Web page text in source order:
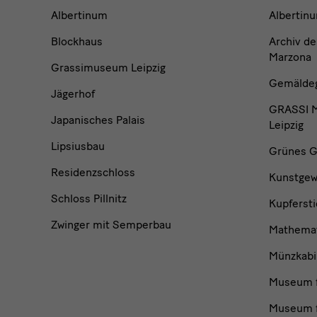
Museen
und
Institutionen
Albertinum
Blockhaus
Grassimuseum Leipzig
Jägerhof
Japanisches Palais
Lipsiusbau
Residenzschloss
Schloss Pillnitz
Zwinger mit Semperbau
Archiv
Marzona
GRASSI
Leipzig
Grünes
Museum
Museum